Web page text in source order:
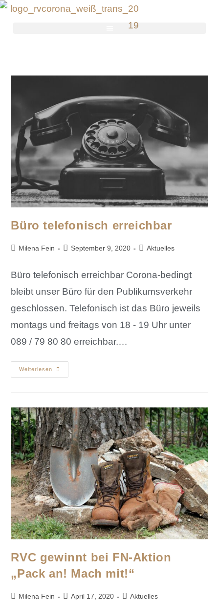
Büro telefonisch erreichbar
Milena Fein September 9, 2020 Aktuelles
Büro telefonisch erreichbar Corona-bedingt
bleibt unser Büro für den Publikumsverkehr
geschlossen. Telefonisch ist das Büro jeweils
montags und freitags von 18 - 19 Uhr unter
089 / 79 80 80 erreichbar.…
Weiterlesen
RVC gewinnt bei FN-Aktion
„Pack an! Mach mit!“
Milena Fein April 17, 2020 Aktuelles